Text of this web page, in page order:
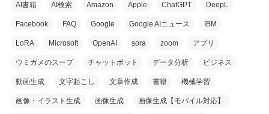
AI書籍 AI検索 Amazon Apple ChatGPT DeepL
Facebook FAQ Google Google AIニュース IBM
LoRA Microsoft OpenAI sora zoom アプリ
ウミガメのスープ チャットボット データ分析 ビジネス
動画生成 文字起こし 文章作成 書籍 機械学習
画像・イラスト生成 画像生成 画像生成【モバイル対応】